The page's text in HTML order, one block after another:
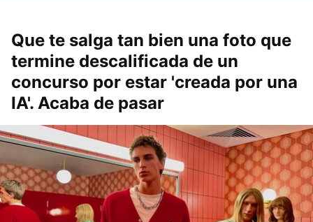
Que te salga tan bien una foto que
termine descalificada de un
concurso por estar 'creada por una
IA'. Acaba de pasar